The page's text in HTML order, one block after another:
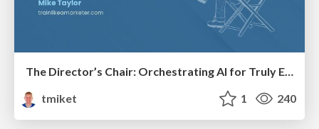
tmiket
1 240